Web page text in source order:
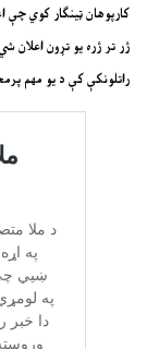
کارپوهان ټينګار کوي
ژر تر ژره يو تړون اعلان
راتلونکې کې د يو مهم